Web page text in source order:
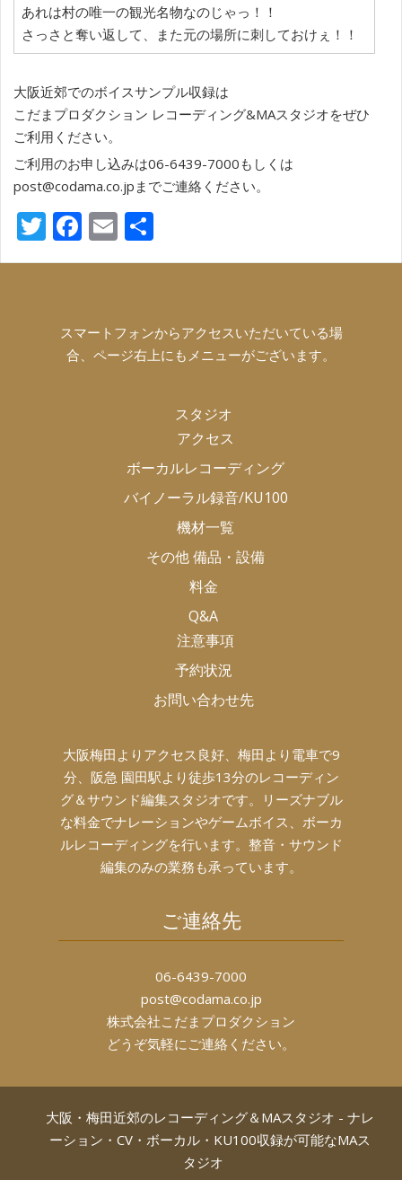
あれは村の唯一の観光名物なのじゃっ！！
さっさと奪い返して、また元の場所に刺しておけぇ！！
大阪近郊でのボイスサンプル収録は
こだまプロダクション レコーディング&MAスタジオをぜひ
ご利用ください。
ご利用のお申し込みは06-6439-7000もしくは
post@codama.co.jpまでご連絡ください。
T
w
F
ac
o
o
E
m 有
スマートフォンからアクセスいただいている場
合、ページ右上にもメニューがございます。
スタジオ
アクセス
ボーカルレコーディング
バイノーラル録音/KU100
機材一覧
その他 備品・設備
料金
Q&A
注意事項
予約状況
お問い合わせ先
大阪梅田よりアクセス良好、梅田より電車で9
分、阪急 園田駅より徒歩13分のレコーディン
グ＆サウンド編集スタジオです。リーズナブル
な料金でナレーションやゲームボイス、ボーカ
ルレコーディングを行います。整音・サウンド
編集のみの業務も承っています。
ご連絡先
06-6439-7000
post@codama.co.jp
株式会社こだまプロダクション
どうぞ気軽にご連絡ください。
大阪・梅田近郊のレコーディング＆MAスタジオ - ナレ
ーション・CV・ボーカル・KU100収録が可能なMAス
タジオ